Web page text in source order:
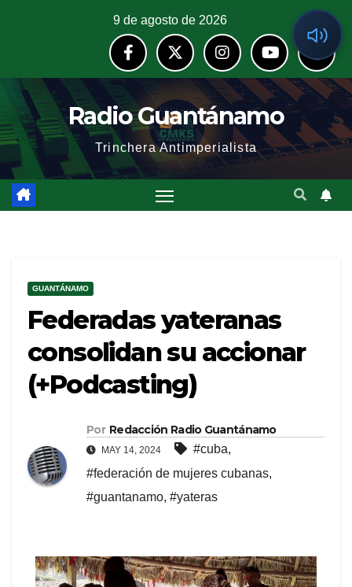
9 de agosto de 2026
Radio Guantánamo
Trinchera Antimperialista
GUANTÁNAMO
Federadas yateranas
consolidan su accionar
(+Podcasting)
Por Redacción Radio Guantánamo
MAY 14, 2024 #cuba,
#federación de mujeres cubanas,
#guantanamo, #yateras